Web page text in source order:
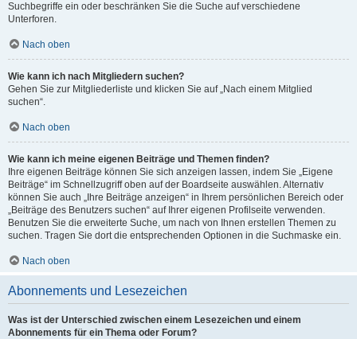
Suchbegriffe ein oder beschränken Sie die Suche auf verschiedene
Unterforen.
Nach oben
Wie kann ich nach Mitgliedern suchen?
Gehen Sie zur Mitgliederliste und klicken Sie auf „Nach einem Mitglied
suchen“.
Nach oben
Wie kann ich meine eigenen Beiträge und Themen finden?
Ihre eigenen Beiträge können Sie sich anzeigen lassen, indem Sie „Eigene
Beiträge“ im Schnellzugriff oben auf der Boardseite auswählen. Alternativ
können Sie auch „Ihre Beiträge anzeigen“ in Ihrem persönlichen Bereich oder
„Beiträge des Benutzers suchen“ auf Ihrer eigenen Profilseite verwenden.
Benutzen Sie die erweiterte Suche, um nach von Ihnen erstellen Themen zu
suchen. Tragen Sie dort die entsprechenden Optionen in die Suchmaske ein.
Nach oben
Abonnements und Lesezeichen
Was ist der Unterschied zwischen einem Lesezeichen und einem
Abonnements für ein Thema oder Forum?